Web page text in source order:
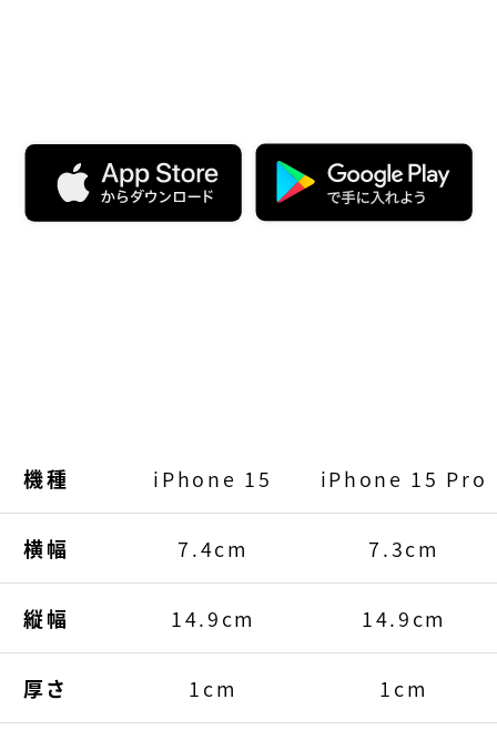
機種 iPhone 15 iPhone 15 Pro
横幅 7.4cm 7.3cm
縦幅 14.9cm 14.9cm
厚さ 1cm 1cm